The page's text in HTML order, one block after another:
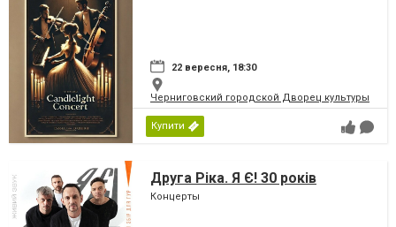
22 вересня, 18:30
Черниговский городской Дворец культуры
Купити
Друга Ріка. Я Є! 30 років
Концерты